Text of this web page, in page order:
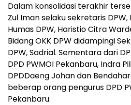
Dalam konsolidasi terakhir
Zul Iman selaku sekretaris
Humas DPW, Haristio Citra
Bidang OKK DPW didampingi
DPW, Sadrial. Sementara dari
DPD PWMOI Pekanbaru, Indra
DPDDaeng Johan dan
beberap orang pengurus DPD
Pekanbaru.